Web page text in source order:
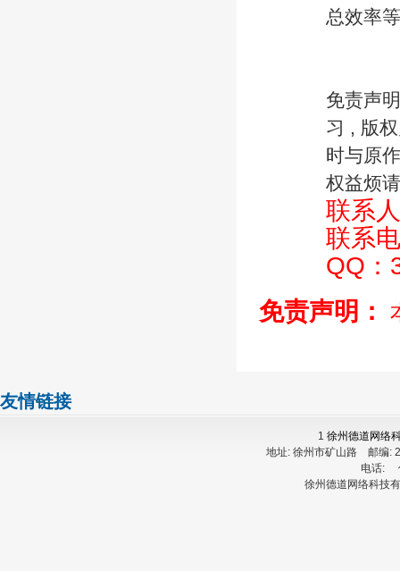
总效率
免责声
习 , 版
时与原
权益烦
联系
联系
QQ：
免责声明：
友情链接
1 徐州德道网络
地址: 徐州市矿山路 邮编:
电话:
徐州德道网络科技